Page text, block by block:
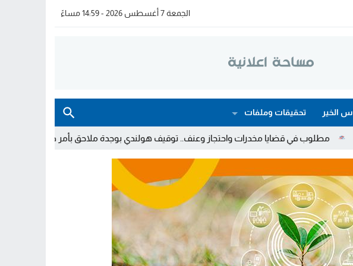
الجمعة 7 أغسطس 2026 - 14:59 مساءً
الخير تحقيقات وملفات
مخدرات واحتجاز وعنف.. توقيف هولندي بوجدة ملاحق بأمر دولي بإلقاء القبض